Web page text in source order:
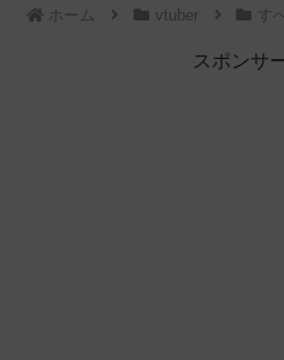
ホーム vtuber す
スポンサ